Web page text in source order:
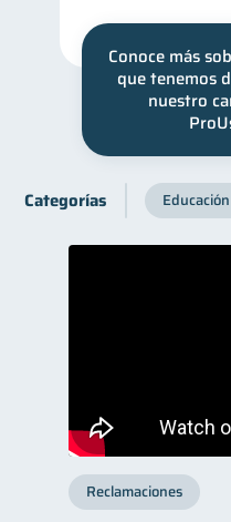
Conoce más
que tenemos
nuestro
Categorías
Reclamaciones